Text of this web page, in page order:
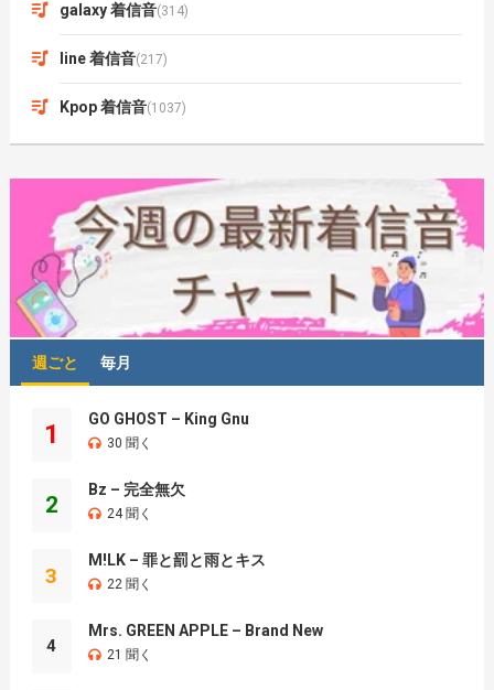
galaxy 着信音(314)
line 着信音(217)
Kpop 着信音(1037)
週ごと 毎月
1
GO GHOST – King Gnu
30 聞く
2
Bz – 完全無欠
24 聞く
3
M!LK – 罪と罰と雨とキス
22 聞く
4
Mrs. GREEN APPLE – Brand New
21 聞く